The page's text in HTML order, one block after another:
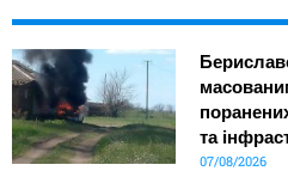
та
07/08/2026